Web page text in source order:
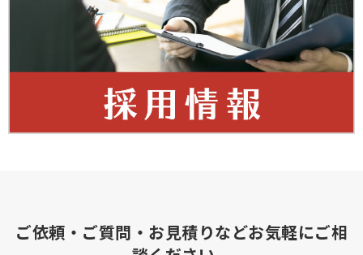
ご依頼・ご質問・お見積りなどお気軽にご相